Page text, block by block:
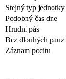
Stejný typ jednotky
Podobný čas dne
Hrudní pás
Bez dlouhých pauz
Záznam pocitu